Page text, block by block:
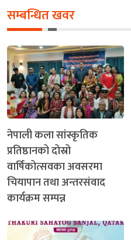
सम्बन्धित खवर
नेपाली कला सांस्कृतिक
प्रतिष्ठानको दोस्रो
वार्षिकोत्सवका अवसरमा
चियापान तथा अन्तरसंवाद
कार्यक्रम सम्पन्न